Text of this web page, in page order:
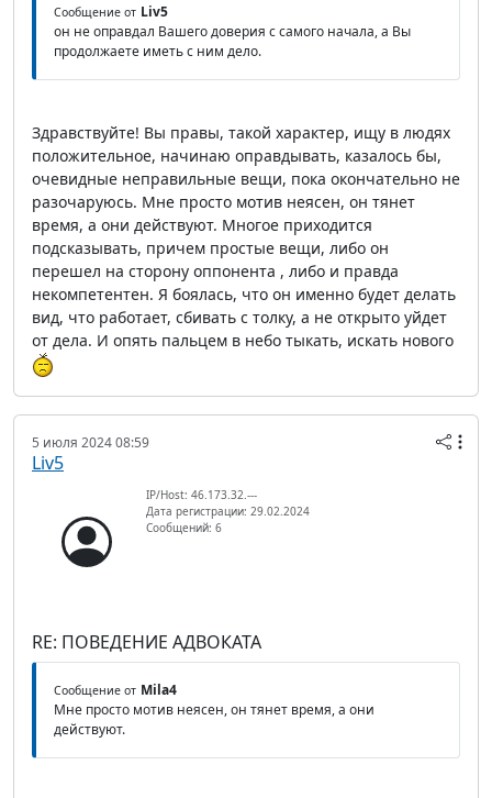
Сообщение от Liv5
он не оправдал Вашего доверия с самого начала, а Вы
продолжаете иметь с ним дело.
Здравствуйте! Вы правы, такой характер, ищу в людях
положительное, начинаю оправдывать, казалось бы,
очевидные неправильные вещи, пока окончательно не
разочаруюсь. Мне просто мотив неясен, он тянет
время, а они действуют. Многое приходится
подсказывать, причем простые вещи, либо он
перешел на сторону оппонента , либо и правда
некомпетентен. Я боялась, что он именно будет делать
вид, что работает, сбивать с толку, а не открыто уйдет
от дела. И опять пальцем в небо тыкать, искать нового
5 июля 2024 08:59
Liv5
IP/Host: 46.173.32.---
Дата регистрации: 29.02.2024
Сообщений: 6
RE: ПОВЕДЕНИЕ АДВОКАТА
Сообщение от Mila4
Мне просто мотив неясен, он тянет время, а они
действуют.